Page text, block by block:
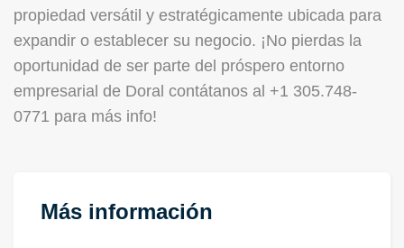
propiedad versátil y estratégicamente ubicada para
expandir o establecer su negocio. ¡No pierdas la
oportunidad de ser parte del próspero entorno
empresarial de Doral contátanos al +1 305.748-
0771 para más info!
Más información